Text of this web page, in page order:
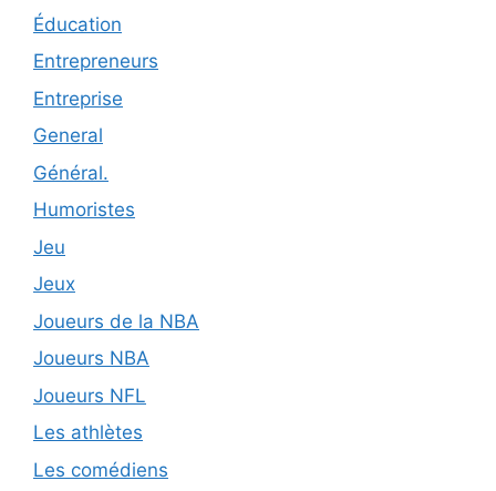
Éducation
Entrepreneurs
Entreprise
General
Général.
Humoristes
Jeu
Jeux
Joueurs de la NBA
Joueurs NBA
Joueurs NFL
Les athlètes
Les comédiens